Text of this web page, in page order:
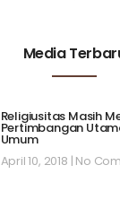
Media
Religiusitas Masih
Pertimbangan
Umum
April 10, 2018 No